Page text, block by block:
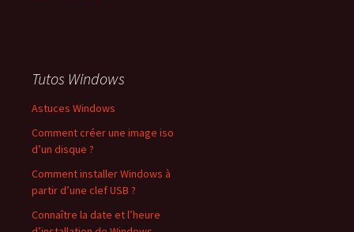
Tutos Windows
Astuces Windows
Comment créer une image iso
d’un disque ?
Comment installer Windows à
partir d’une clef USB ?
Connaître la date et l’heure